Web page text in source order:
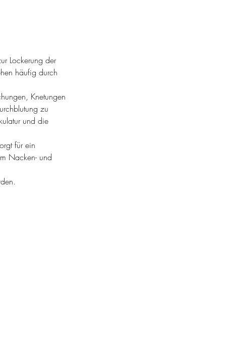
Lockerung der
häufig durch
Knetungen
zu
und die
für ein
Nacken- und